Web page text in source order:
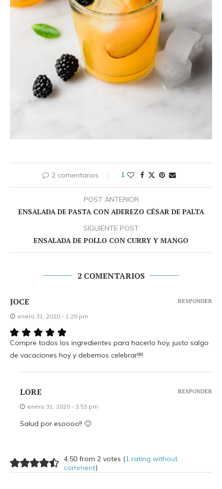
2 comentarios 1
POST ANTERIOR
ENSALADA DE PASTA CON ADEREZO CÉSAR DE PALTA
SIGUIENTE POST
ENSALADA DE POLLO CON CURRY Y MANGO
2 COMENTARIOS
JOCE
enero 31, 2020 - 1:25 pm
Compre todos los ingredientes para hacerlo hoy, justo salgo
de vacaciones hoy y debemos celebrar!!!!
RESPONDER
LORE
enero 31, 2020 - 3:53 pm
Salud por esoooo!! 🙂
RESPONDER
4.50 from 2 votes (1 rating without
comment)